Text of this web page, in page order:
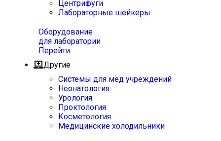
Центрифуги
Лабораторные шейкеры
Оборудование
для лаборатории
Перейти
Другие
Системы для мед учреждений
Неонатология
Урология
Проктология
Косметология
Медицинские холодильники